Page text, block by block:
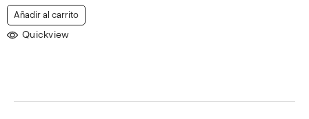
Añadir al carrito
Quickview